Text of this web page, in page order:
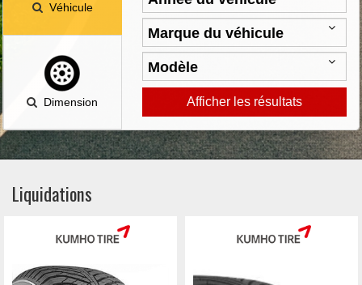
Véhicule
Dimension Afficher les résultats
Liquidations